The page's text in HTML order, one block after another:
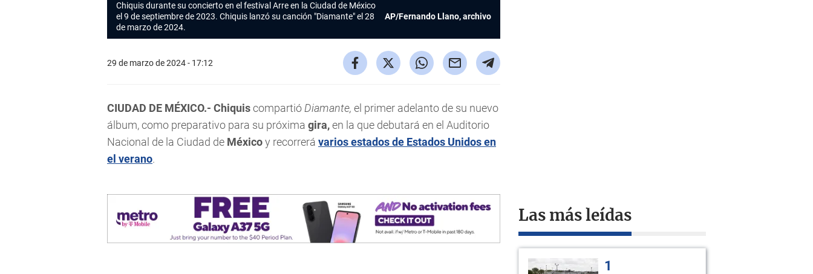
Chiquisdurante su concierto en el festival Arre en la Ciudad de México
el 9 de septiembre de 2023. Chiquis lanzó su canción "Diamante" el 28
de marzo de 2024.
AP/Fernando Llano, archivo
29 de marzo de 2024 - 17:12
CIUDAD DE MÉXICO.- Chiquiscompartió Diamante, el primer adelanto de su nuevo
álbum, como preparativo para su próxima gira,en la que debutará en el Auditorio
Nacional de la Ciudad de Méxicoy recorrerá varios estados de Estados Unidosen
el verano.
Las más leídas